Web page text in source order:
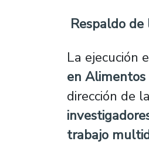
Respaldo
La ejecución
en
dirección de
trabajo